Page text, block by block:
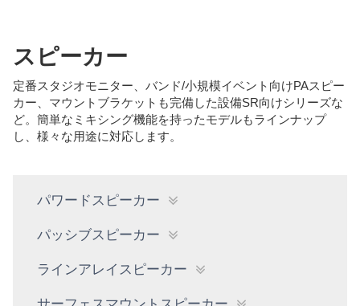
スピーカー
定番スタジオモニター、バンド/小規模イベント向けPAスピー
カー、マウントブラケットも完備した設備SR向けシリーズな
ど。簡単なミキシング機能を持ったモデルもラインナップ
し、様々な用途に対応します。
パワードスピーカー
パッシブスピーカー
ラインアレイスピーカー